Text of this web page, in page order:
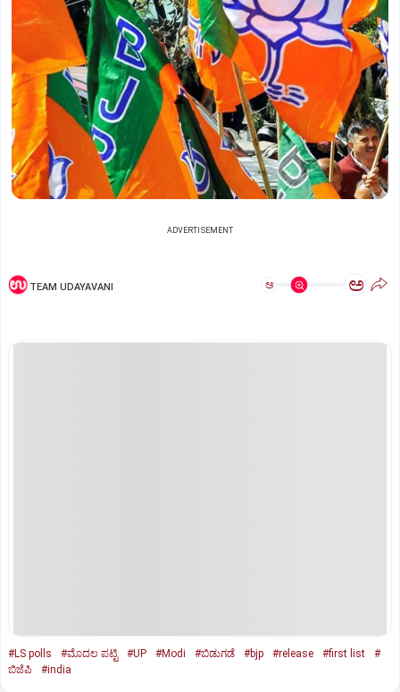
ADVERTISEMENT
TEAM UDAYAVANI ಅ ಅ
#LS polls #ಮೊದಲ ಪಟ್ಟಿ #UP #Modi #ಬಿಡುಗಡೆ #bjp #release #first list
#
ಬಿಜೆಪಿ
#india